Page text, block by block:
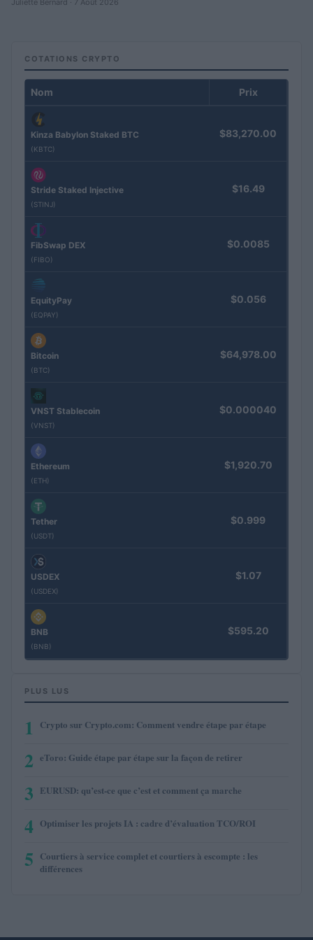
Juliette Bernard · 7 Août 2026
COTATIONS CRYPTO
Nom Prix
Kinza Babylon Staked BTC
(KBTC)
$83,270.00
Stride Staked Injective
(STINJ)
$16.49
FibSwap DEX
(FIBO)
$0.0085
EquityPay
(EQPAY)
$0.056
Bitcoin
(BTC)
$64,978.00
VNST Stablecoin
(VNST)
$0.000040
Ethereum
(ETH)
$1,920.70
Tether
(USDT)
$0.999
USDEX
(USDEX)
$1.07
BNB
(BNB)
$595.20
PLUS LUS
1 Crypto sur Crypto.com: Comment vendre étape par étape
2 eToro: Guide étape par étape sur la façon de retirer
3 EURUSD: qu’est-ce que c’est et comment ça marche
4 Optimiser les projets IA : cadre d’évaluation TCO/ROI
5 Courtiers à service complet et courtiers à escompte : les
différences